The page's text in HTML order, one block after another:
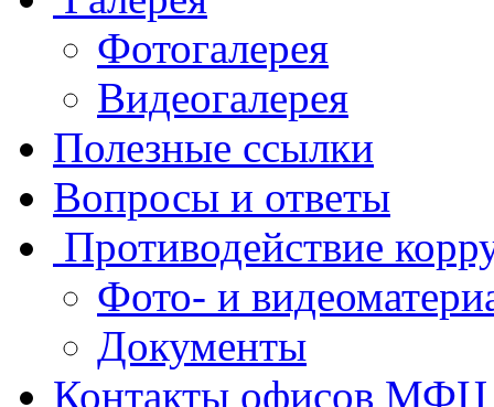
Фотогалерея
Видеогалерея
Полезные ссылки
Вопросы и ответы
Противодействие
Фото- и
Документы
Контакты офисов МФЦ